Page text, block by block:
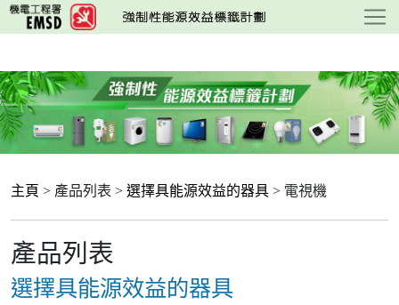
跳
至
要
內
容
主頁 > 產品列表 > 選擇具能源效益的器具 > 電視機
產品列表
選擇具能源效益的器具